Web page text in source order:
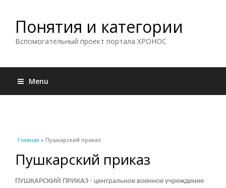
Понятия и категории
Вспомогательный проект портала ХРОНОС
Menu
Вы здесь
Главная » Пушкарский приказ
Пушкарский приказ
ПУШКАРСКИЙ ПРИКАЗ - центральное военное учреждение